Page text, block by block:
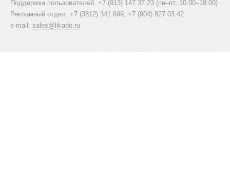
Поддержка пользователей: +7 (913) 147 37 23 (пн–пт, 10:00–18:00)
Рекламный отдел: +7 (3812) 341 699, +7 (904) 827 03 42
e-mail: sales@likado.ru